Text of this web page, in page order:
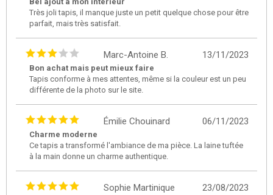
Très joli tapis, il manque juste un petit quelque chose pour être
parfait, mais très satisfait.
13/11/2023
Marc-Antoine B.
Bon achat mais peut mieux faire
Tapis conforme à mes attentes, même si la couleur est un peu
différente de la photo sur le site.
06/11/2023
Émilie Chouinard
Charme moderne
Ce tapis a transformé l'ambiance de ma pièce. La laine tuftée
à la main donne un charme authentique.
23/08/2023
Sophie Martinique